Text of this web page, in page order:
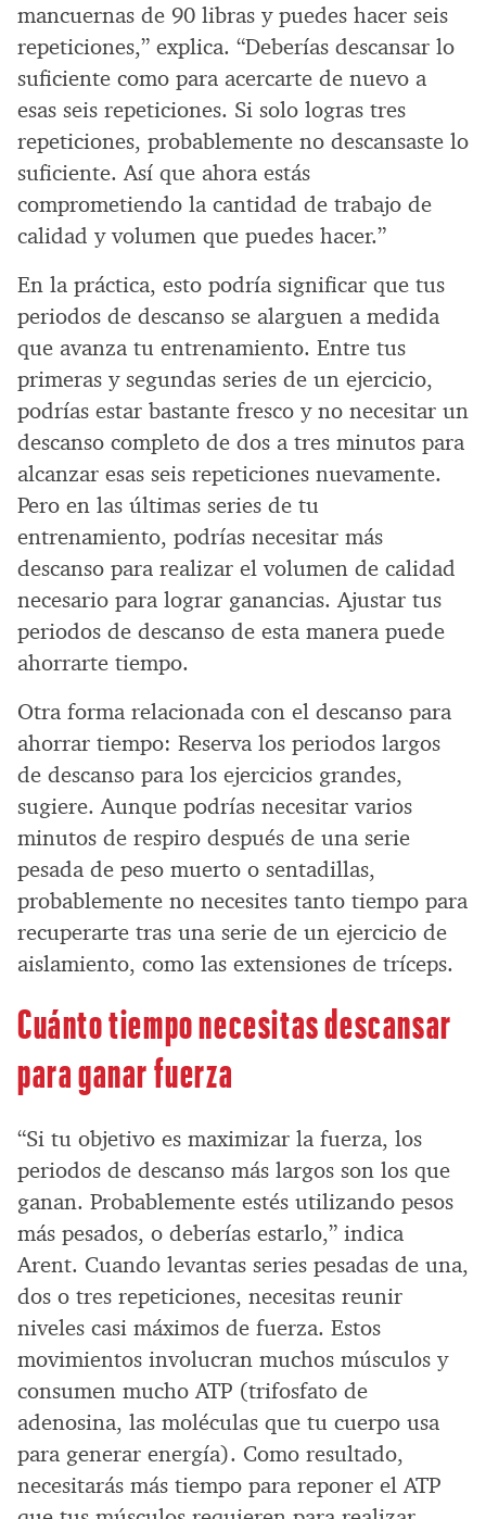
mancuernas de 90 libras y puedes hacer seis
repeticiones,” explica. “Deberías descansar lo
suficiente como para acercarte de nuevo a
esas seis repeticiones. Si solo logras tres
repeticiones, probablemente no descansaste lo
suficiente. Así que ahora estás
comprometiendo la cantidad de trabajo de
calidad y volumen que puedes hacer.”
En la práctica, esto podría significar que tus
periodos de descanso se alarguen a medida
que avanza tu entrenamiento. Entre tus
primeras y segundas series de un ejercicio,
podrías estar bastante fresco y no necesitar un
descanso completo de dos a tres minutos para
alcanzar esas seis repeticiones nuevamente.
Pero en las últimas series de tu
entrenamiento, podrías necesitar más
descanso para realizar el volumen de calidad
necesario para lograr ganancias. Ajustar tus
periodos de descanso de esta manera puede
ahorrarte tiempo.
Otra forma relacionada con el descanso para
ahorrar tiempo: Reserva los periodos largos
de descanso para los ejercicios grandes,
sugiere. Aunque podrías necesitar varios
minutos de respiro después de una serie
pesada de peso muerto o sentadillas,
probablemente no necesites tanto tiempo para
recuperarte tras una serie de un ejercicio de
aislamiento, como las extensiones de tríceps.
Cuánto tiempo necesitas descansar
para ganar fuerza
“Si tu objetivo es maximizar la fuerza, los
periodos de descanso más largos son los que
ganan. Probablemente estés utilizando pesos
más pesados, o deberías estarlo,” indica
Arent. Cuando levantas series pesadas de una,
dos o tres repeticiones, necesitas reunir
niveles casi máximos de fuerza. Estos
movimientos involucran muchos músculos y
consumen mucho ATP (trifosfato de
adenosina, las moléculas que tu cuerpo usa
para generar energía). Como resultado,
necesitarás más tiempo para reponer el ATP